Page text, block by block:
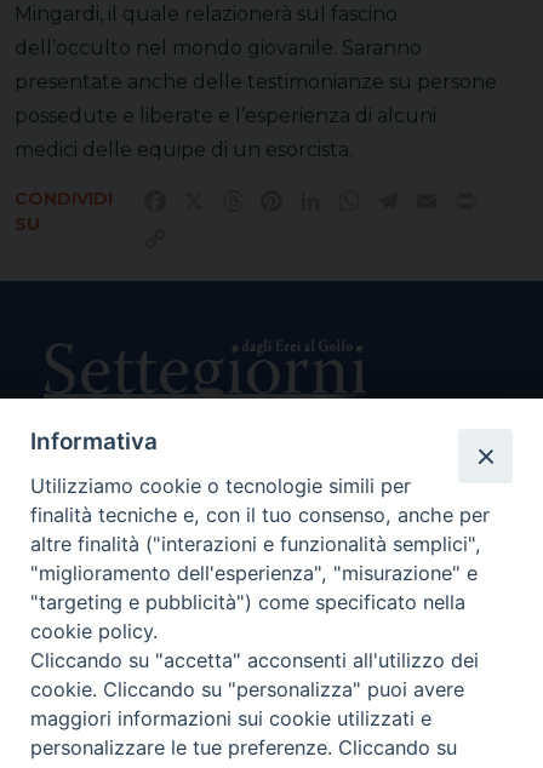
Mingardi, il quale relazionerà sul fascino
dell’occulto nel mondo giovanile. Saranno
presentate anche delle testimonianze su persone
possedute e liberate e l’esperienza di alcuni
medici delle equipe di un esorcista.
CONDIVIDI
SU
Direttore Responsabile Giuseppe Rabita
Direttore Amministrativo Salvatore Bruno
Editore e Proprietà Opera di Religione della Diocesi di Piazza
Armerina,
Via Cammarata, 21 – Piazza Armerina
P. I. 01121870867
Autorizzazione Tribunale di Enna n. 113 del 24/2/2007
SEGUICI SU:
Informativa
Utilizziamo cookie o tecnologie simili per
finalità tecniche e, con il tuo consenso, anche per
altre finalità ("interazioni e funzionalità semplici",
"miglioramento dell'esperienza", "misurazione" e
"targeting e pubblicità") come specificato nella
cookie policy.
Cliccando su "accetta" acconsenti all'utilizzo dei
cookie. Cliccando su "personalizza" puoi avere
maggiori informazioni sui cookie utilizzati e
personalizzare le tue preferenze. Cliccando su